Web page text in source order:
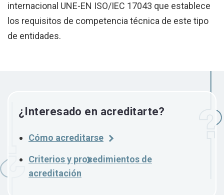
internacional UNE-EN ISO/IEC 17043 que establece
los requisitos de competencia técnica de este tipo
de entidades.
¿Interesado en acreditarte?
Cómo acreditarse
Criterios y procedimientos de
acreditación